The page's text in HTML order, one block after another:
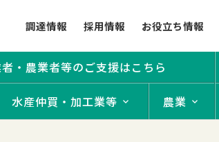
調達情報 採用情報 お役立ち情報
・農業者等のご支援はこちら
水産仲買・加工業等 農業